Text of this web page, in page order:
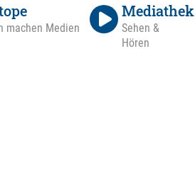
machen Medien
Mediathek
Sehen &
Hören